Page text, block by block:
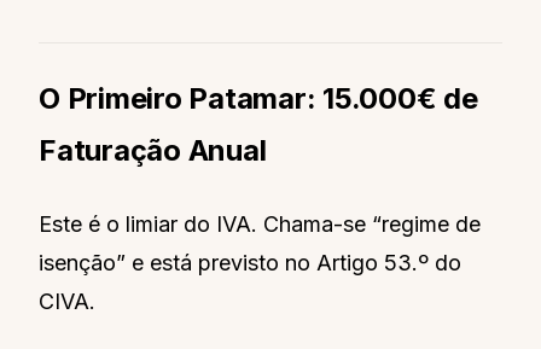
O Primeiro Patamar: 15.000€ de
Faturação Anual
Este é o limiar do IVA. Chama-se “regime de
isenção” e está previsto no Artigo 53.º do
CIVA.